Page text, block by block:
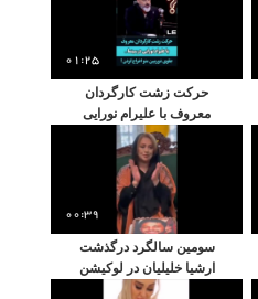
01:25
حرکت زشت کارگردان
معروف با علیرام نورایی
00:39
سومین سالگرد درگذشت
ارشیا خلیلیان در لوکیشن
«شب سرد»